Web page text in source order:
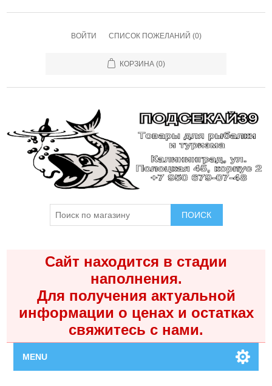
ВОЙТИ СПИСОК ПОЖЕЛАНИЙ (0)
КОРЗИНА (0)
ПОИСК
Сайт находится в стадии
наполнения.
Для получения актуальной
информации о ценах и остатках
свяжитесь с нами.
MENU